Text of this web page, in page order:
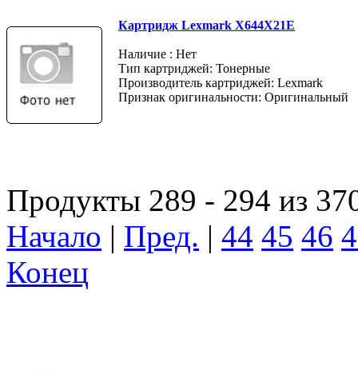
Картридж Lexmark X644X21E
Наличие : Нет
Тип картриджей: Тонерные
Производитель картриджей: Lexmark
Признак оригинальности: Оригинальный
Продукты 289 - 294 из
Начало | Пред. | 44 45 46
Конец